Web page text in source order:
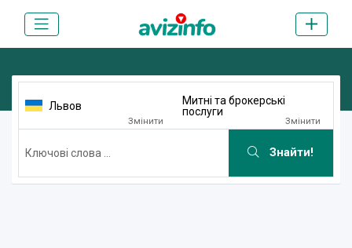
Львов
Змінити
Митні та брокерські
послуги
Змінити
Знайти!